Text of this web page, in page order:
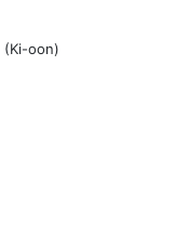
(Ki-oon)